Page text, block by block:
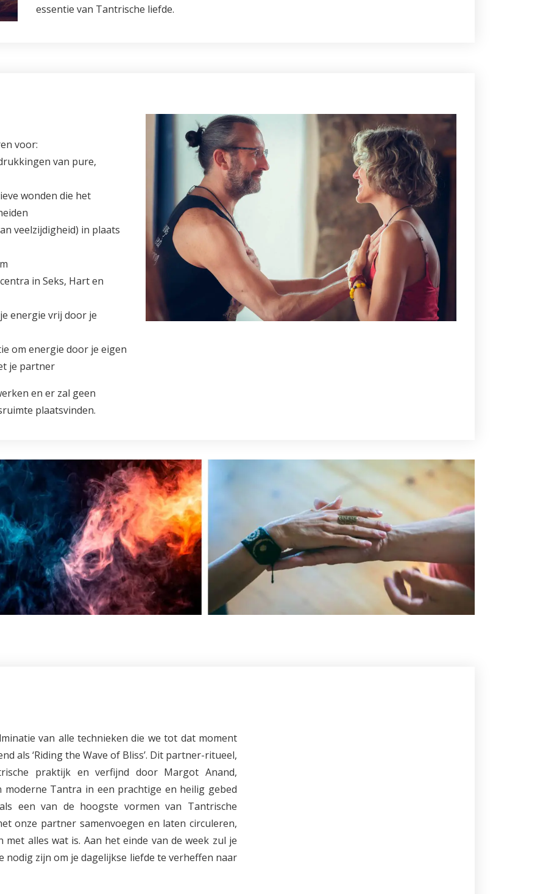
essentie van Tantrische liefde.
voor:
van pure,
wonden die het
veelzijdigheid) in plaats
in Seks, Hart en
energie vrij door je
om energie door je eigen
je partner
en er zal geen
plaatsvinden.
van alle technieken die we tot dat moment
als ‘Riding the Wave of Bliss’. Dit partner-ritueel,
praktijk en verfijnd door Margot Anand,
Tantra in een prachtige en heilig gebed
een van de hoogste vormen van Tantrische
onze partner samenvoegen en laten circuleren,
alles wat is. Aan het einde van de week zul je
zijn om je dagelijkse liefde te verheffen naar